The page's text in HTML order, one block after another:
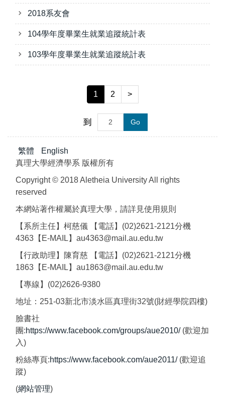
2018系友會
104學年度畢業生就業追蹤統計表
103學年度畢業生就業追蹤統計表
1 2 >
到 Go
繁體
English
真理大學經濟學系 版權所有
Copyright © 2018 Aletheia University All rights
reserved
本網站著作權屬於真理大學，請詳見使用規則
【系所主任】柯慈儀 【電話】(02)2621-2121分機
4363【E-MAIL】au4363@mail.au.edu.tw
【行政助理】陳育慈 【電話】(02)2621-2121分機
1863【E-MAIL】au1863@mail.au.edu.tw
【專線】(02)2626-9380
地址：251-03新北市淡水區真理街32號(財經學院四樓)
臉書社
團:https://www.facebook.com/groups/aue2010/(歡迎加
入)
粉絲專頁:https://www.facebook.com/aue2011/(歡迎追
蹤)
(網站管理)